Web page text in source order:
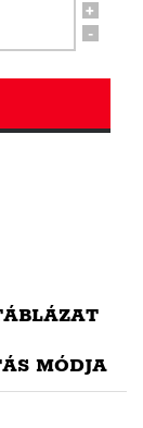
+
-
MÓDJA